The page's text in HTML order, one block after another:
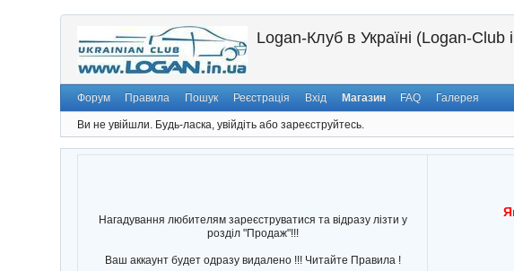
Logan-Клуб в Україні (Logan-Club
Форум Правила Пошук Реєстрація Вхід Магазин FAQ Галерея
Ви не увійшли. Будь-ласка, увійдіть або зареєструйтесь.
Нагадування любителям зареєструватися та відразу лізти у
розділ "Продаж"!!!
Ваш аккаунт будет одразу видалено !!! Читайте Правила !